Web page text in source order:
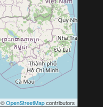
©OpenStreetMapcontributors